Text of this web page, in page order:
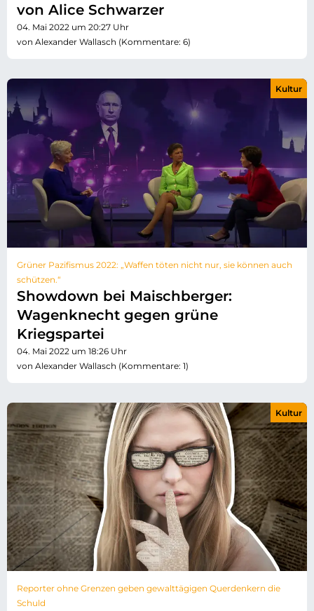
von Alice Schwarzer
04. Mai 2022 um 20:27 Uhr
von Alexander Wallasch (Kommentare: 6)
Grüner Pazifismus 2022: „Waffen töten nicht nur, sie können auch
schützen.“
Showdown bei Maischberger:
Wagenknecht gegen grüne
Kriegspartei
04. Mai 2022 um 18:26 Uhr
von Alexander Wallasch (Kommentare: 1)
Kultur
Reporter ohne Grenzen geben gewalttägigen Querdenkern die
Schuld
Kultur